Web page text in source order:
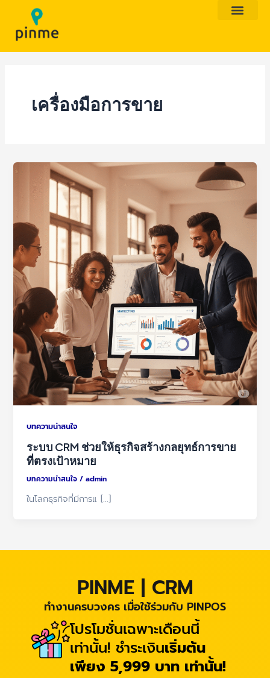
content
เครื่องมือการขาย
บทความน่าสนใจ
ระบบ CRM ช่วยให้ธุรกิจสร้างกลยุทธ์การขาย
ที่ตรงเป้าหมาย
บทความน่าสนใจ /admin
ในโลกธุรกิจที่มีการแ […]
PINME | CRM
ทำงานครบวงคร เมื่อใช้ร่วมกับ PINPOS
โปรโมชั่นเฉพาะเดือนนี้
เท่านั้น! ชำระเงินเริ่มต้น
เพียง 5,999 บาท เท่านั้น!